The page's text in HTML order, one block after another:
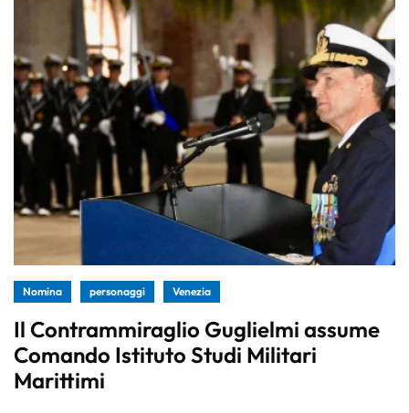
Nomina personaggi Venezia
Il Contrammiraglio Guglielmi assume
Comando Istituto Studi Militari
Marittimi